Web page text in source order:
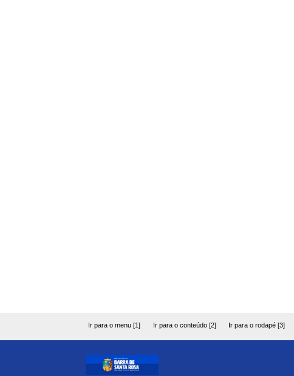
Ir para o menu [1] Ir para o conteúdo [2] Ir para o rodapé [3]